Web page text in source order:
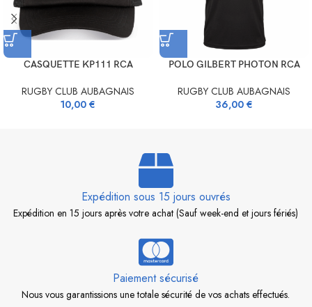
CASQUETTE KP111 RCA
RUGBY CLUB AUBAGNAIS
10,00 €
POLO GILBERT PHOTON RCA
RUGBY CLUB AUBAGNAIS
36,00 €
Expédition sous 15 jours ouvrés
Expédition en 15 jours après votre achat (Sauf week-end et jours fériés)
Paiement sécurisé
Nous vous garantissions une totale sécurité de vos achats effectués.